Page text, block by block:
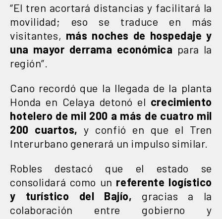
“El tren acortará distancias y facilitará la
movilidad; eso se traduce en más
visitantes, más noches de hospedaje y
una mayor derrama económica para la
región”.
Cano recordó que la llegada de la planta
Honda en Celaya detonó el crecimiento
hotelero de mil 200 a más de cuatro mil
200 cuartos, y confió en que el Tren
Interurbano generará un impulso similar.
Robles destacó que el estado se
consolidará como un referente logístico
y turístico del Bajío, gracias a la
colaboración entre gobierno y